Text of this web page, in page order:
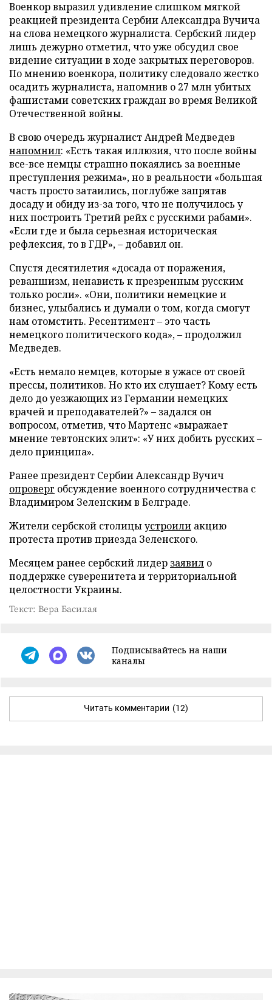
Военкор выразил удивление слишком мягкой
реакцией президента Сербии Александра Вучича
на слова немецкого журналиста. Сербский лидер
лишь дежурно отметил, что уже обсудил свое
видение ситуации в ходе закрытых переговоров.
По мнению военкора, политику следовало жестко
осадить журналиста, напомнив о 27 млн убитых
фашистами советских граждан во время Великой
Отечественной войны.
В свою очередь журналист Андрей Медведев
напомнил: «Есть такая иллюзия, что после войны
все-все немцы страшно покаялись за военные
преступления режима», но в реальности «большая
часть просто затаились, поглубже запрятав
досаду и обиду из-за того, что не получилось у
них построить Третий рейх с русскими рабами».
«Если где и была серьезная историческая
рефлексия, то в ГДР», – добавил он.
Спустя десятилетия «досада от поражения,
реваншизм, ненависть к презренным русским
только росли». «Они, политики немецкие и
бизнес, улыбались и думали о том, когда смогут
нам отомстить. Ресентимент – это часть
немецкого политического кода», – продолжил
Медведев.
«Есть немало немцев, которые в ужасе от своей
прессы, политиков. Но кто их слушает? Кому есть
дело до уезжающих из Германии немецких
врачей и преподавателей?» – задался он
вопросом, отметив, что Мартенс «выражает
мнение тевтонских элит»: «У них добить русских –
дело принципа».
Ранее президент Сербии Александр Вучич
опроверг обсуждение военного сотрудничества с
Владимиром Зеленским в Белграде.
Жители сербской столицыустроили акцию
протеста против приезда Зеленского.
Месяцем ранее сербский лидер заявил о
поддержке суверенитета и территориальной
целостности Украины.
Текст: Вера Басилая
Подписывайтесь на наши
каналы
Читать комментарии (12)